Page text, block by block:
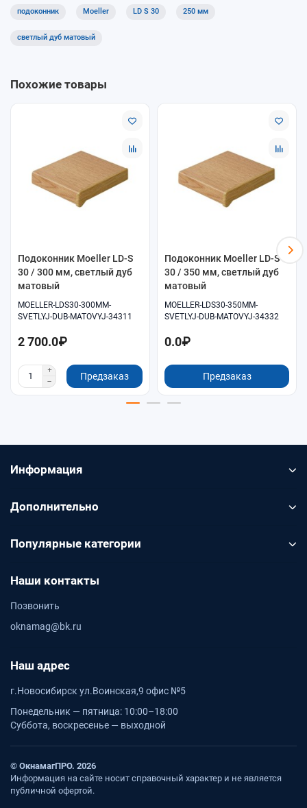
Подберите декор под интерьер и профиль окна
Доставка и самовывоз
серии LD S 30 — при оформлении заказа в ОкнамагПРО.
подоконник Moeller LD S 30 250 мм
светлый дуб матовый
Похожие товары
Подоконник Moeller LD-S
30 / 300 мм, светлый дуб
матовый
MOELLER-LDS30-300MM-
SVETLYJ-DUB-MATOVYJ-34311
2 700.0₽
Предзаказ
Подоконник Moeller LD-S
30 / 350 мм, светлый дуб
матовый
MOELLER-LDS30-350MM-
SVETLYJ-DUB-MATOVYJ-34332
0.0₽
Предзаказ
Информация
Дополнительно
Популярные категории
Наши контакты
Позвонить
oknamag@bk.ru
Наш адрес
г.Новосибирск ул.Воинская,9 офис №5
Понедельник — пятница: 10:00–18:00
Суббота, воскресенье — выходной
© ОкнамагПРО. 2026
Информация на сайте носит справочный характер и не является
публичной офертой.